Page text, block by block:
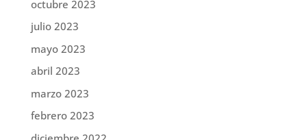
octubre 2023
julio 2023
mayo 2023
abril 2023
marzo 2023
febrero 2023